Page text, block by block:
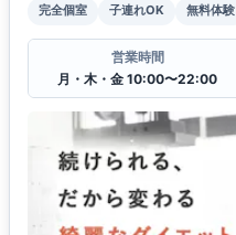
完全個室
子連れOK 無料体験
営業時間
月・木・金 10:00〜22:00